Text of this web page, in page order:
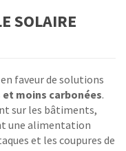
SOLAIRE
faveur de solutions
moins carbonées.
sur les bâtiments,
une alimentation
et les coupures de